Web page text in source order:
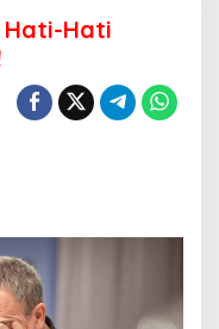
d
i
p
r
w
o
r
Hati-Hati